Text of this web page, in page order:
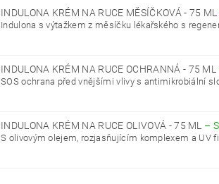
INDULONA KRÉM NA RUCE MĚSÍČKOVÁ - 75 ML
Indulona s výtažkem z měsíčku lékařského s
INDULONA KRÉM NA RUCE OCHRANNÁ - 75 ML
SOS ochrana před vnějšími vlivy s antimikrobiální
INDULONA KRÉM NA RUCE OLIVOVÁ - 75 ML –
S olivovým olejem, rozjasňujícím komplexem a UV